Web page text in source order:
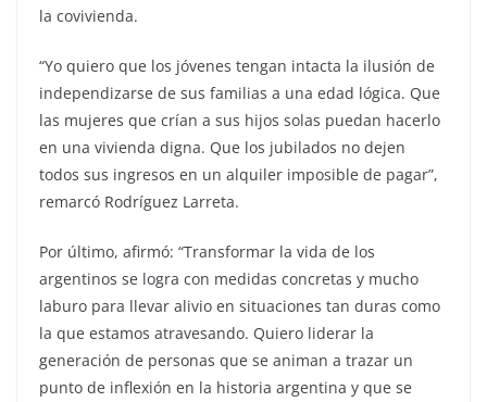
la covivienda.
“Yo quiero que los jóvenes tengan intacta la ilusión de
independizarse de sus familias a una edad lógica. Que
las mujeres que crían a sus hijos solas puedan hacerlo
en una vivienda digna. Que los jubilados no dejen
todos sus ingresos en un alquiler imposible de pagar”,
remarcó Rodríguez Larreta.
Por último, afirmó: “Transformar la vida de los
argentinos se logra con medidas concretas y mucho
laburo para llevar alivio en situaciones tan duras como
la que estamos atravesando. Quiero liderar la
generación de personas que se animan a trazar un
punto de inflexión en la historia argentina y que se